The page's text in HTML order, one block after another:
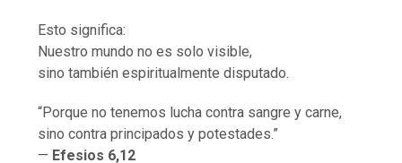
Esto significa:
Nuestro mundo no es solo visible,
sino también espiritualmente disputado.
“Porque no tenemos lucha contra sangre y carne,
sino contra principados y potestades.”
— Efesios 6,12